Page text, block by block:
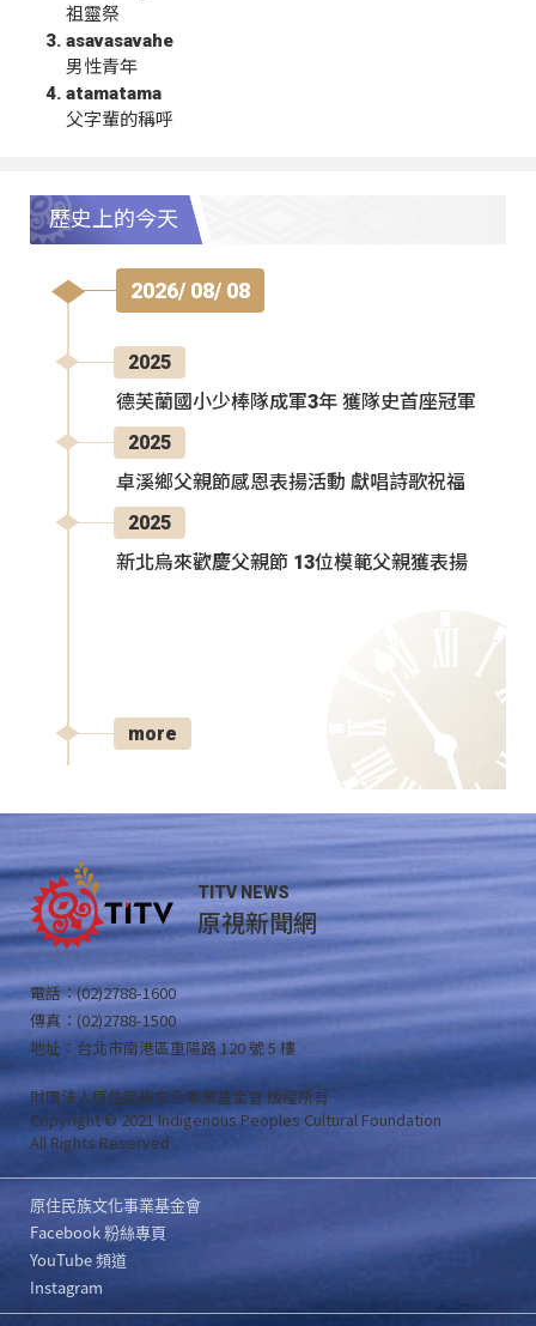
祖靈祭
asavasavahe
男性青年
atamatama
父字輩的稱呼
歷史上的今天
2026/ 08/ 08
2025
德芙蘭國小少棒隊成軍3年 獲隊史首座冠軍
2025
卓溪鄉父親節感恩表揚活動 獻唱詩歌祝福
2025
新北烏來歡慶父親節 13位模範父親獲表揚
more
TITV NEWS
原視新聞網
電話：(02)2788-1600
傳真：(02)2788-1500
地址：台北市南港區重陽路 120 號 5 樓
財團法人原住民族文化事業基金會 版權所有
Copyright © 2021 Indigenous Peoples Cultural Foundation
All Rights Reserved .
原住民族文化事業基金會
Facebook 粉絲專頁
YouTube 頻道
Instagram